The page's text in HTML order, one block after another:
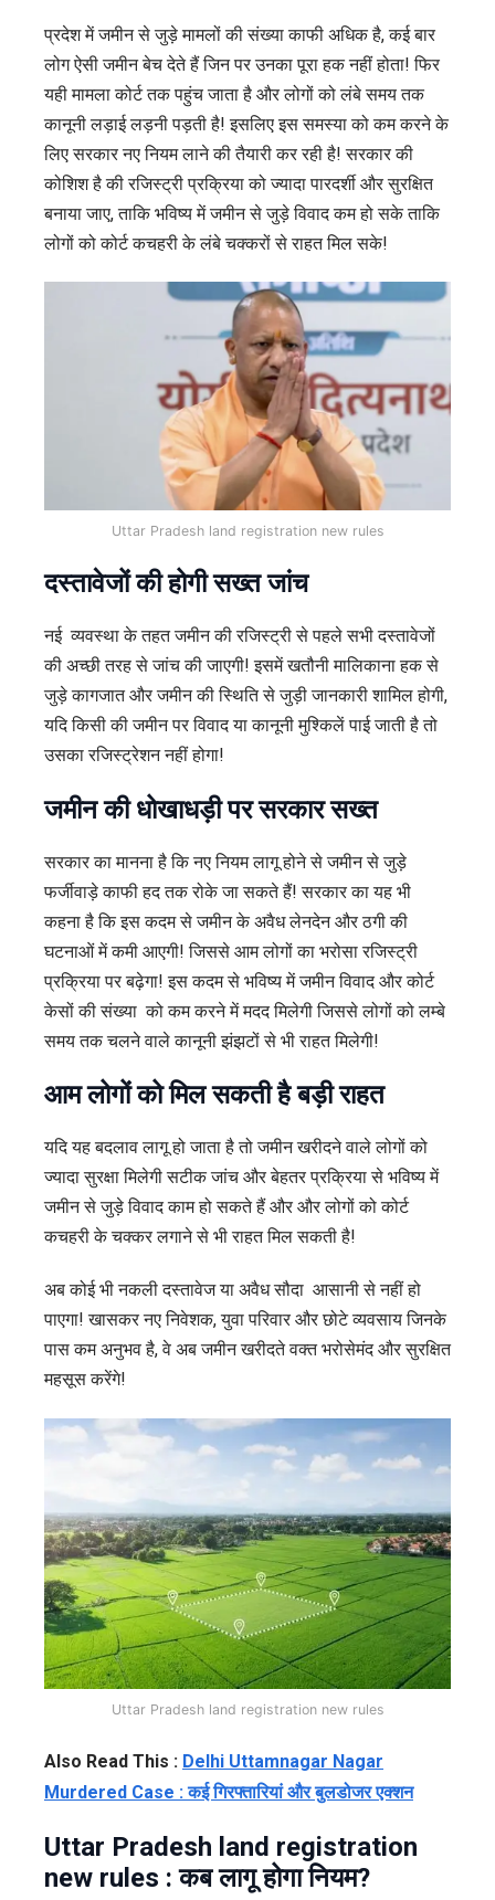
प्रदेश में जमीन से जुड़े मामलों की संख्या काफी अधिक है, कई बार
लोग ऐसी जमीन बेच देते हैं जिन पर उनका पूरा हक नहीं होता! फिर
यही मामला कोर्ट तक पहुंच जाता है और लोगों को लंबे समय तक
कानूनी लड़ाई लड़नी पड़ती है! इसलिए इस समस्या को कम करने के
लिए सरकार नए नियम लाने की तैयारी कर रही है! सरकार की
कोशिश है की रजिस्ट्री प्रक्रिया को ज्यादा पारदर्शी और सुरक्षित
बनाया जाए, ताकि भविष्य में जमीन से जुड़े विवाद कम हो सके ताकि
लोगों को कोर्ट कचहरी के लंबे चक्करों से राहत मिल सके!
Uttar Pradesh land registration new rules
दस्तावेजों की होगी सख्त जांच
नई व्यवस्था के तहत जमीन की रजिस्ट्री से पहले सभी दस्तावेजों
की अच्छी तरह से जांच की जाएगी! इसमें खतौनी मालिकाना हक से
जुड़े कागजात और जमीन की स्थिति से जुड़ी जानकारी शामिल होगी,
यदि किसी की जमीन पर विवाद या कानूनी मुश्किलें पाई जाती है तो
उसका रजिस्ट्रेशन नहीं होगा!
जमीन की धोखाधड़ी पर सरकार सख्त
सरकार का मानना है कि नए नियम लागू होने से जमीन से जुड़े
फर्जीवाड़े काफी हद तक रोके जा सकते हैं! सरकार का यह भी
कहना है कि इस कदम से जमीन के अवैध लेनदेन और ठगी की
घटनाओं में कमी आएगी! जिससे आम लोगों का भरोसा रजिस्ट्री
प्रक्रिया पर बढ़ेगा! इस कदम से भविष्य में जमीन विवाद और कोर्ट
केसों की संख्या को कम करने में मदद मिलेगी जिससे लोगों को लम्बे
समय तक चलने वाले कानूनी झंझटों से भी राहत मिलेगी!
आम लोगों को मिल सकती है बड़ी राहत
यदि यह बदलाव लागू हो जाता है तो जमीन खरीदने वाले लोगों को
ज्यादा सुरक्षा मिलेगी सटीक जांच और बेहतर प्रक्रिया से भविष्य में
जमीन से जुड़े विवाद काम हो सकते हैं और और लोगों को कोर्ट
कचहरी के चक्कर लगाने से भी राहत मिल सकती है!
अब कोई भी नकली दस्तावेज या अवैध सौदा आसानी से नहीं हो
पाएगा! खासकर नए निवेशक, युवा परिवार और छोटे व्यवसाय जिनके
पास कम अनुभव है, वे अब जमीन खरीदते वक्त भरोसेमंद और सुरक्षित
महसूस करेंगे!
Uttar Pradesh land registration new rules
Also Read This : Delhi Uttamnagar Nagar
Murdered Case : कई गिरफ्तारियां और बुलडोजर एक्शन
Uttar Pradesh land registration
new rules : कब लागू होगा नियम?